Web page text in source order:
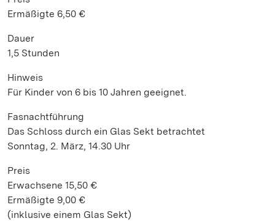
Ermäßigte 6,50 €
Dauer
1,5 Stunden
Hinweis
Für Kinder von 6 bis 10 Jahren geeignet.
Fasnachtführung
Das Schloss durch ein Glas Sekt betrachtet
Sonntag, 2. März, 14.30 Uhr
Preis
Erwachsene 15,50 €
Ermäßigte 9,00 €
(inklusive einem Glas Sekt)